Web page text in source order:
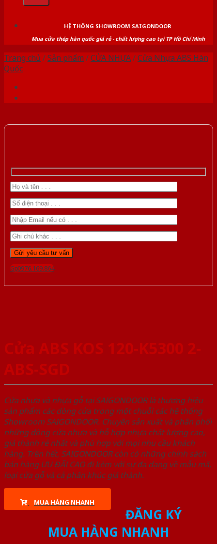
HỆ THỐNG SHOWROOM SAIGONDOOR
Mua cửa thép hàn quốc giá rẻ - chất lượng cao tại TP Hồ Chí Minh
Trang chủ /Sản phẩm /CỬA NHỰA/Cửa Nhựa ABS Hàn
Quốc
Gọi 0976.169.864
Cửa ABS KOS 120-K5300 2-
ABS-SGD
Cửa nhựa và nhựa gỗ tại SAIGONDOOR là thương hiệu
sản phẩm các dòng cửa trong một chuỗi các hệ thống
Showroom SAIGONDOOR. Chuyên sản xuất và phân phối
những dòng cửa nhựa và hỗ hợp nhựa chất lượng cao,
giá thành rẻ nhất và phù hợp với mọi nhu cầu khách
hàng. Trên hết, SAIGONDOOR còn có những chính sách
bán hàng ƯU ĐÃI CAO đi kèm với sự đa dạng về mẫu mã,
loại cửa gỗ và cả phân khúc giá thành.
MUA HÀNG NHANH
ĐĂNG KÝ
MUA HÀNG NHANH